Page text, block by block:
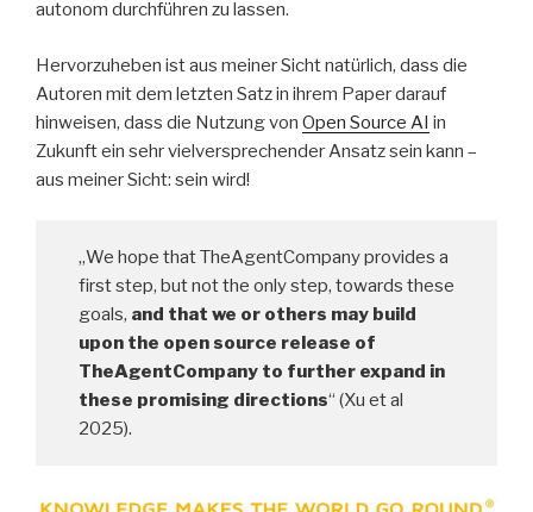
autonom durchführen zu lassen.
Hervorzuheben ist aus meiner Sicht natürlich, dass die
Autoren mit dem letzten Satz in ihrem Paper darauf
hinweisen, dass die Nutzung von Open Source AI in
Zukunft ein sehr vielversprechender Ansatz sein kann –
aus meiner Sicht: sein wird!
„We hope that TheAgentCompany provides a
first step, but not the only step, towards these
goals, and that we or others may build
upon the open source release of
TheAgentCompany to further expand in
these promising directions“ (Xu et al
2025).